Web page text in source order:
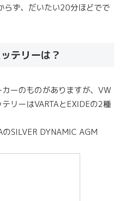
らず、だいたい20分ほどでで
テリーは？
ーのものがありますが、VW
リーはVARTAとEXIDEの2種
SILVER DYNAMIC AGM